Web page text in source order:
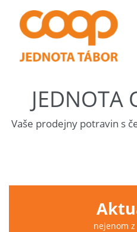
JEDNOTA
Vaše prodejny potravin s
nejenom